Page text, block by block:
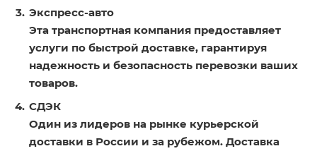
Экспресс-авто
Эта транспортная компания предоставляет
услуги по быстрой доставке, гарантируя
надежность и безопасность перевозки ваших
товаров.
СДЭК
Один из лидеров на рынке курьерской
доставки в России и за рубежом. Доставка